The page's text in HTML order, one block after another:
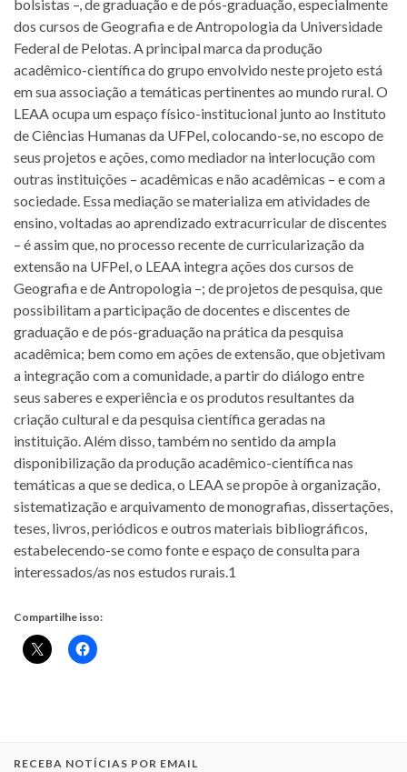
bolsistas –, de graduação e de pós-graduação, especialmente
dos cursos de Geografia e de Antropologia da Universidade
Federal de Pelotas. A principal marca da produção
acadêmico-científica do grupo envolvido neste projeto está
em sua associação a temáticas pertinentes ao mundo rural. O
LEAA ocupa um espaço físico-institucional junto ao Instituto
de Ciências Humanas da UFPel, colocando-se, no escopo de
seus projetos e ações, como mediador na interlocução com
outras instituições – acadêmicas e não acadêmicas – e com a
sociedade. Essa mediação se materializa em atividades de
ensino, voltadas ao aprendizado extracurricular de discentes
– é assim que, no processo recente de curricularização da
extensão na UFPel, o LEAA integra ações dos cursos de
Geografia e de Antropologia –; de projetos de pesquisa, que
possibilitam a participação de docentes e discentes de
graduação e de pós-graduação na prática da pesquisa
acadêmica; bem como em ações de extensão, que objetivam
a integração com a comunidade, a partir do diálogo entre
seus saberes e experiência e os produtos resultantes da
criação cultural e da pesquisa científica geradas na
instituição. Além disso, também no sentido da ampla
disponibilização da produção acadêmico-científica nas
temáticas a que se dedica, o LEAA se propõe à organização,
sistematização e arquivamento de monografias, dissertações,
teses, livros, periódicos e outros materiais bibliográficos,
estabelecendo-se como fonte e espaço de consulta para
interessados/as nos estudos rurais.1
Compartilhe isso:
RECEBA NOTÍCIAS POR EMAIL